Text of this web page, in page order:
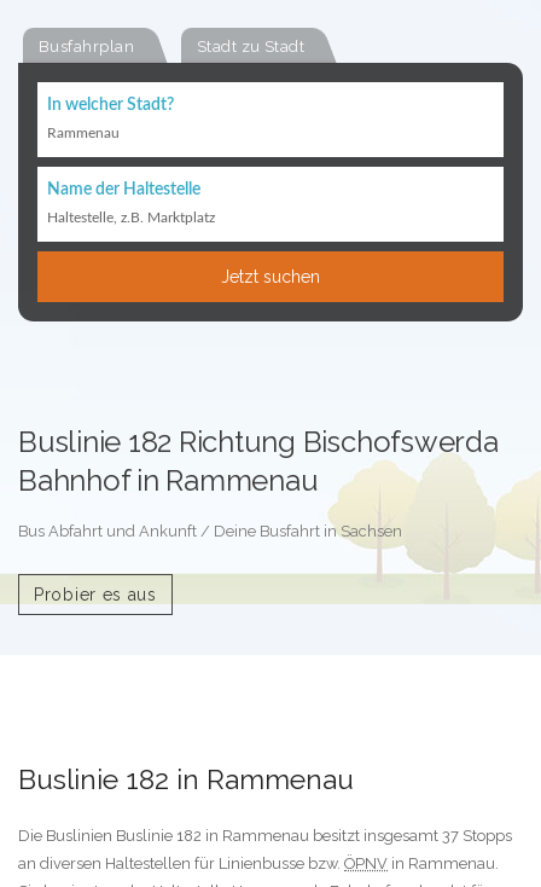
Busfahrplan Stadt zu Stadt
In welcher Stadt?
Rammenau
Name der Haltestelle
Haltestelle, z.B. Marktplatz
Jetzt suchen
Buslinie 182 Richtung Bischofswerda
Bahnhof in Rammenau
Bus Abfahrt und Ankunft / Deine Busfahrt in Sachsen
Probier es aus
Buslinie 182 in Rammenau
Die Buslinien Buslinie 182 in Rammenau besitzt insgesamt 37 Stopps
an diversen Haltestellen für Linienbusse bzw. ÖPNV in Rammenau.